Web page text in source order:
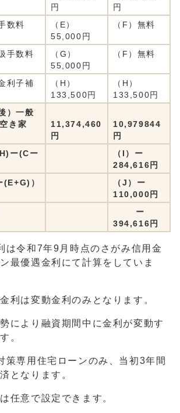
円
円
数料
（E）
55,000円
（F）無料
手数料
（G）
55,000円
（F）無料
利子補
（H）
133,500円
（H）
133,500円
）一般
き家
11,374,460
円
10,979844
円
ー(Cー
（I）ー
284,616円
(E+G)）
（J）ー
110,000円
ー
394,616円
は令和7年9月時点のさがみ信用金
最優遇金利にて計算をしていま
変動金利のみとなります。
り融資期間中に金利が変動す
。
策専用住宅ローンのみ、当初3年間
となります。
で設定できます。